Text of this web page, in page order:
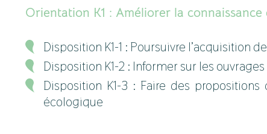
Orientation K1 : Améliorer la connaissance
Disposition K1-1 : Poursuivre l’acquisition
Disposition K1-2 : Informer sur les
Disposition K1-3 : Faire des
écologique